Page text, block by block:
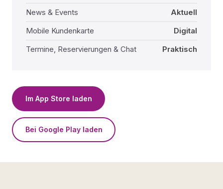
News & Events
Aktuell
Mobile Kundenkarte
Digital
Termine, Reservierungen & Chat
Praktisch
Im App Store laden
Bei Google Play laden